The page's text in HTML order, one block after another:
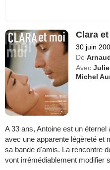
Clara
30 juin
De
Avec
Michel
A 33 ans, Antoine est un
avec une apparente légèreté et
sa bande d'amis. La rencontre
vont irrémédiablement modifier